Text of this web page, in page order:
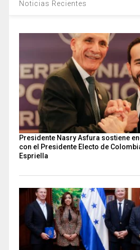
Noticias Recientes
Presidente Nasry Asfura sostiene
con el Presidente Electo de
Espriella